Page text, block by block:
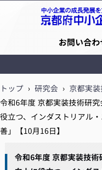
京都府中小企業技術センター
お問い合
トップ › 研究会 › 京都実
令和6年度 京都実装技術研
役立つ、インダストリアル
善」【10月16日】
令和6年度 京都実装技